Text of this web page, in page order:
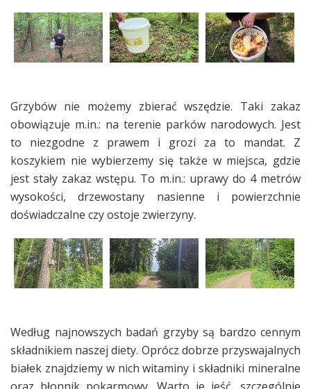
Grzybów nie możemy zbierać wszędzie. Taki zakaz
obowiązuje m.in.: na terenie parków narodowych. Jest
to niezgodne z prawem i grozi za to mandat. Z
koszykiem nie wybierzemy się także w miejsca, gdzie
jest stały zakaz wstępu. To m.in.: uprawy do 4 metrów
wysokości, drzewostany nasienne i powierzchnie
doświadczalne czy ostoje zwierzyny.
Według najnowszych badań grzyby są bardzo cennym
składnikiem naszej diety. Oprócz dobrze przyswajalnych
białek znajdziemy w nich witaminy i składniki mineralne